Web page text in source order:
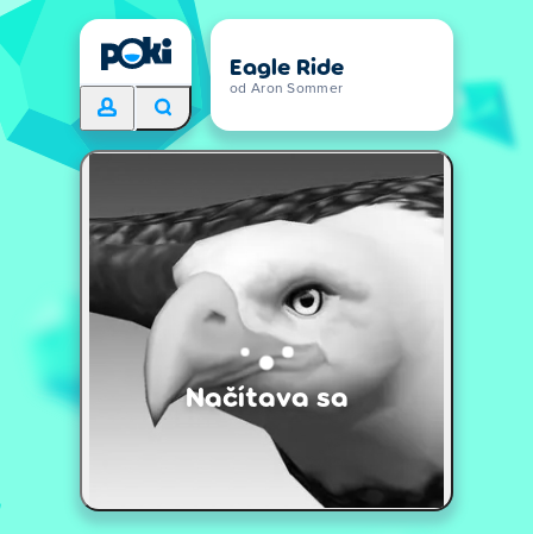
Eagle Ride
od Aron Sommer
Načítava sa